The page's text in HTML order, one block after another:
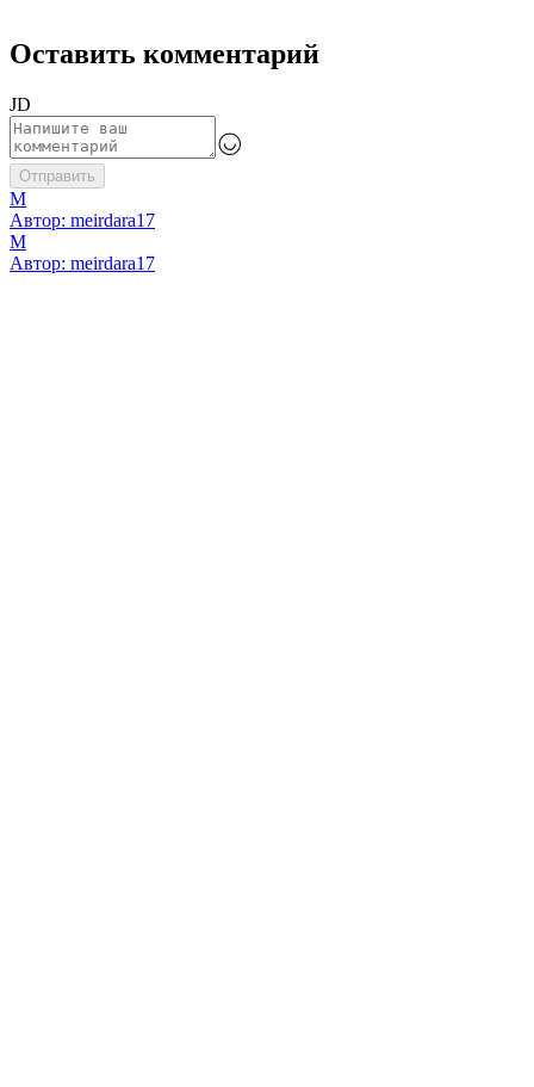
Оставить комментарий
JD
Отправить
M
Автор: meirdara17
M
Автор: meirdara17